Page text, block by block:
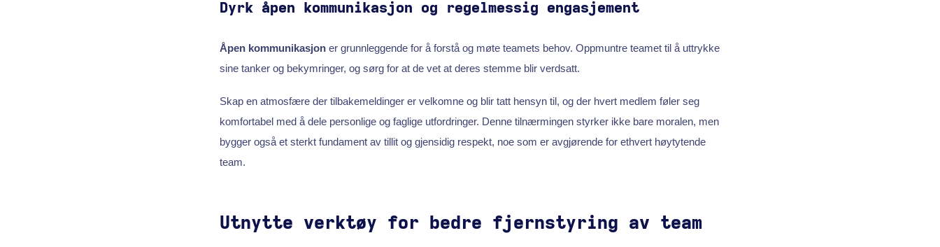
Dyrk åpen kommunikasjon og regelmessig engasjement
Åpen kommunikasjoner grunnleggende for å forstå og møte teamets behov. Oppmuntre teamet til å uttrykke
sine tanker og bekymringer, og sørg for at de vet at deres stemme blir verdsatt.
Skap en atmosfære der tilbakemeldinger er velkomne og blir tatt hensyn til, og der hvert medlem føler seg
komfortabel med å dele personlige og faglige utfordringer. Denne tilnærmingen styrker ikke bare moralen, men
bygger også et sterkt fundament av tillit og gjensidig respekt, noe som er avgjørende for ethvert høytytende
team.
Utnytte verktøy for bedre fjernstyring av team